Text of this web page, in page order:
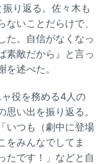
り返る。佐々木も
ないことだらけで、
た。自信がなくなっ
素敵だから』と言っ
述べた。
ャ役を務める4人の
い出を振り返る。
いつも（劇中に登場
をみんなでしてま
たです！」などと自